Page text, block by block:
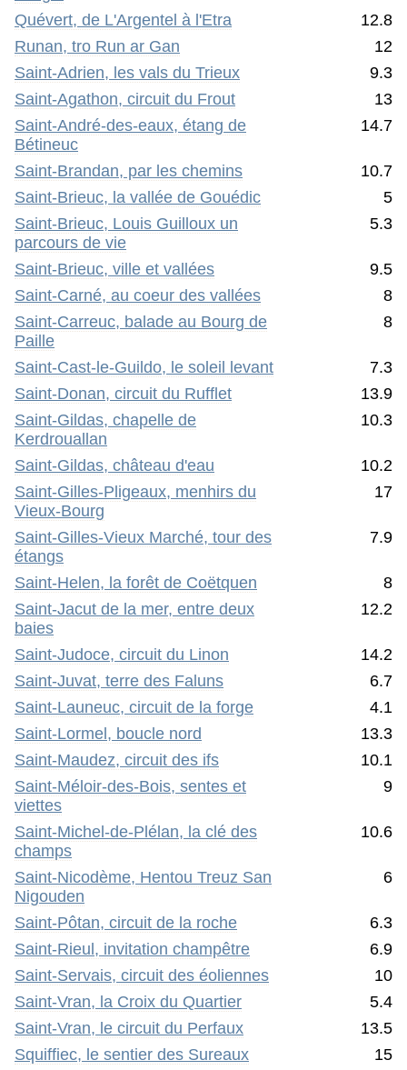
Quévert, de L'Argentel à l'Etra
12.8
Runan, tro Run ar Gan
12
Saint-Adrien, les vals du Trieux
9.3
Saint-Agathon, circuit du Frout
13
Saint-André-des-eaux, étang de
Bétineuc
14.7
Saint-Brandan, par les chemins
10.7
Saint-Brieuc, la vallée de Gouédic
5
Saint-Brieuc, Louis Guilloux un
parcours de vie
5.3
Saint-Brieuc, ville et vallées
9.5
Saint-Carné, au coeur des vallées
8
Saint-Carreuc, balade au Bourg de
Paille
8
Saint-Cast-le-Guildo, le soleil levant
7.3
Saint-Donan, circuit du Rufflet
13.9
Saint-Gildas, chapelle de
Kerdrouallan
10.3
Saint-Gildas, château d'eau
10.2
Saint-Gilles-Pligeaux, menhirs du
Vieux-Bourg
17
Saint-Gilles-Vieux Marché, tour des
étangs
7.9
Saint-Helen, la forêt de Coëtquen
8
Saint-Jacut de la mer, entre deux
baies
12.2
Saint-Judoce, circuit du Linon
14.2
Saint-Juvat, terre des Faluns
6.7
Saint-Launeuc, circuit de la forge
4.1
Saint-Lormel, boucle nord
13.3
Saint-Maudez, circuit des ifs
10.1
Saint-Méloir-des-Bois, sentes et
viettes
9
Saint-Michel-de-Plélan, la clé des
champs
10.6
Saint-Nicodème, Hentou Treuz San
Nigouden
6
Saint-Pôtan, circuit de la roche
6.3
Saint-Rieul, invitation champêtre
6.9
Saint-Servais, circuit des éoliennes
10
Saint-Vran, la Croix du Quartier
5.4
Saint-Vran, le circuit du Perfaux
13.5
Squiffiec, le sentier des Sureaux
15